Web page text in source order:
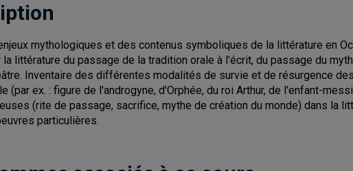
mythologiques et des contenus symboliques de la littérature en
la littérature du passage de la tradition orale à l'écrit, du passage du
Inventaire des différentes modalités de survie et de résurgence
(par ex. : figure de l'androgyne, d'Orphée, du roi Arthur, de l'enfant-
(rite de passage, sacrifice, mythe de création du monde) dans la
particulières.